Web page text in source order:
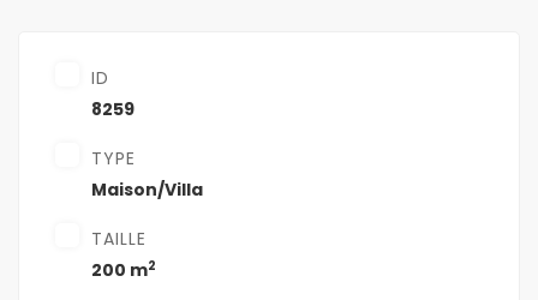
ID
8259
TYPE
Maison/Villa
TAILLE
200 m2